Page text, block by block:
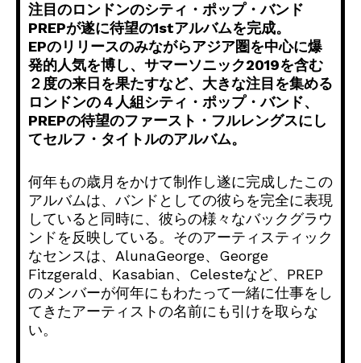
注目のロンドンのシティ・ポップ・バンド
PREPが遂に待望の1stアルバムを完成。
EPのリリースのみながらアジア圏を中心に爆
発的人気を博し、サマーソニック2019を含む
２度の来日を果たすなど、大きな注目を集める
ロンドンの４人組シティ・ポップ・バンド、
PREPの待望のファースト・フルレングスにし
てセルフ・タイトルのアルバム。
何年もの歳月をかけて制作し遂に完成したこの
アルバムは、バンドとしての彼らを完全に表現
していると同時に、彼らの様々なバックグラウ
ンドを反映している。そのアーティスティック
なセンスは、AlunaGeorge、George
Fitzgerald、Kasabian、Celesteなど、PREP
のメンバーが何年にもわたって一緒に仕事をし
てきたアーティストの名前にも引けを取らな
い。